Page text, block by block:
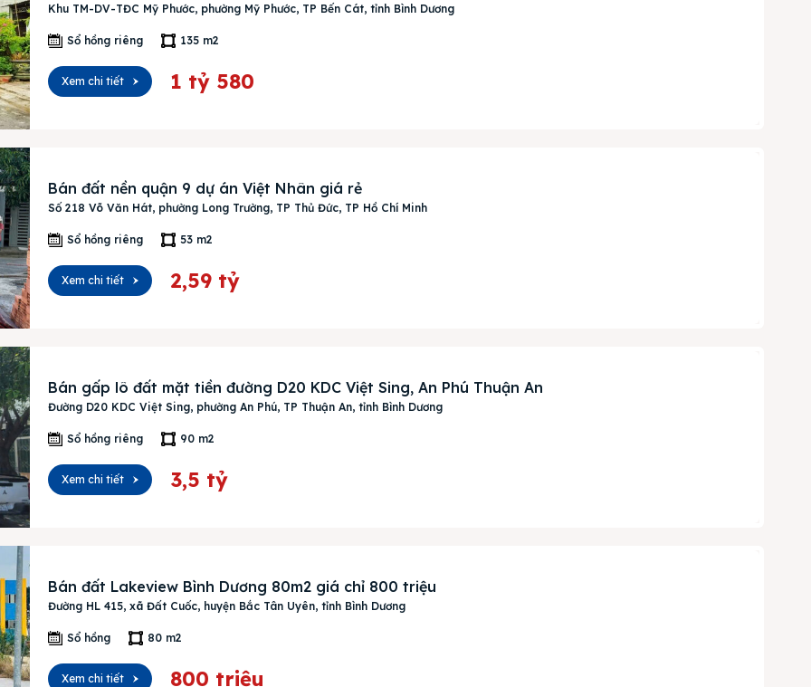
bản cập nhật V3
nhanh chóng hơn
Khu TM-DV-TĐC Mỹ Phước, phường Mỹ Phước, TP Bến Cát, tỉnh Bình Dương
Sổ hồng riêng 135 m2
Xem chi tiết 1 tỷ 580
Bán đất nền quận 9 dự án Việt Nhân giá rẻ
Số 218 Võ Văn Hát, phường Long Trường, TP Thủ Đức, TP Hồ Chí Minh
Sổ hồng riêng 53 m2
Xem chi tiết 2,59 tỷ
Bán gấp lô đất mặt tiền đường D20 KDC Việt Sing, An Phú Thuận An
Đường D20 KDC Việt Sing, phường An Phú, TP Thuận An, tỉnh Bình Dương
Sổ hồng riêng 90 m2
Xem chi tiết 3,5 tỷ
Bán đất Lakeview Bình Dương 80m2 giá chỉ 800 triệu
Đường HL 415, xã Đất Cuốc, huyện Bắc Tân Uyên, tỉnh Bình Dương
Sổ hồng 80 m2
Xem chi tiết 800 triệu